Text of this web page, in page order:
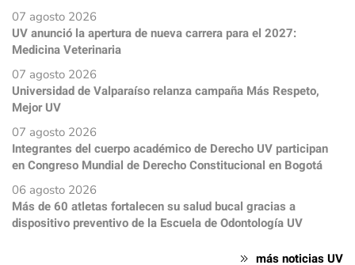
07 agosto 2026
UV anunció la apertura de nueva carrera para el 2027:
Medicina Veterinaria
07 agosto 2026
Universidad de Valparaíso relanza campaña Más Respeto,
Mejor UV
07 agosto 2026
Integrantes del cuerpo académico de Derecho UV participan
en Congreso Mundial de Derecho Constitucional en Bogotá
06 agosto 2026
Más de 60 atletas fortalecen su salud bucal gracias a
dispositivo preventivo de la Escuela de Odontología UV
más noticias UV